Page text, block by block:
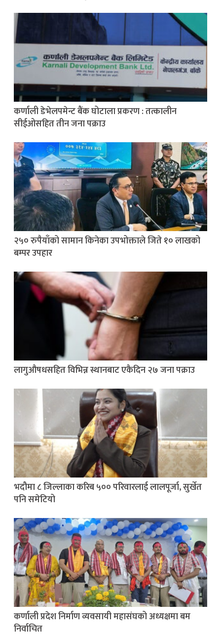
कर्णाली डेभेलपमेन्ट बैंक घोटाला प्रकरण : तत्कालीन
सीईओसहित तीन जना पक्राउ
२५० रुपैयाँको सामान किनेका उपभोक्ताले जिते १० लाखको
बम्पर उपहार
लागुऔषधसहित विभिन्न स्थानबाट एकैदिन २७ जना पक्राउ
भदौमा ८ जिल्लाका करिब ५०० परिवारलाई लालपूर्जा, सुर्खेत
पनि समेटियो
कर्णाली प्रदेश निर्माण व्यवसायी महासंघको अध्यक्षमा बम
निर्वाचित